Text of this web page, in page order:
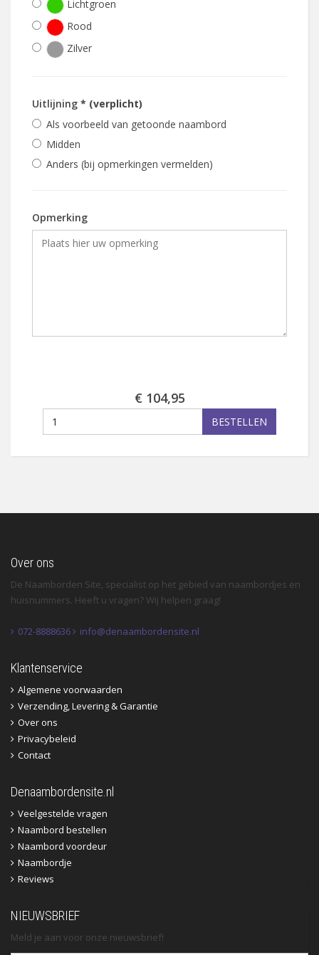
Lichtgroen
Rood
Zilver
Uitlijning * (verplicht)
Als voorbeeld van getoonde naambord
Midden
Anders (bij opmerkingen vermelden)
Opmerking
€ 104,95
BESTELLEN
Over ons
De Naamborden Site, specialist op het gebied van naambordjes en
huisnummers. Heeft u vragen? Wij helpen graag!
072-8888636 info@denaambordensite.nl
Klantenservice
Algemene voorwaarden
Verzending, Levering & Garantie
Over ons
Privacybeleid
Contact
Denaambordensite.nl
Veelgestelde vragen
Naambord bestellen
Naambord voordeur
Naambordje
Reviews
NIEUWSBRIEF
Meld je aan voor onze nieuwsbrief!